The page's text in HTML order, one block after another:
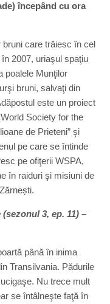
începând cu ora
care trăiesc în cel
2007, uriaşul spaţiu
poalele Munţilor
bruni, salvaţi din
este un proiect
Society for the
de Prieteni” şi
pe care se întinde
pe ofiţerii WSPA,
în raiduri şi misiuni de
3, ep. 11) –
până în inima
Transilvania. Pădurile
Nu trece mult
se întâlneşte faţă în